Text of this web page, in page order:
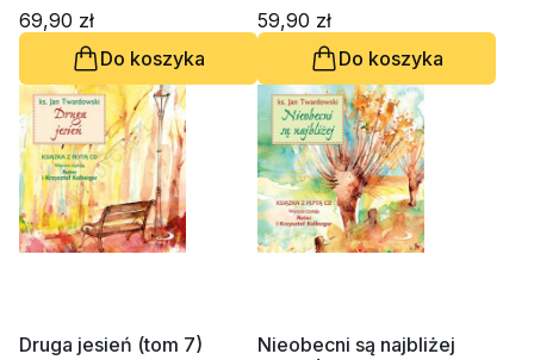
69,90 zł
Do koszyka
59,90 zł
Do koszyka
Druga jesień (tom 7)
Nieobecni są najbliżej